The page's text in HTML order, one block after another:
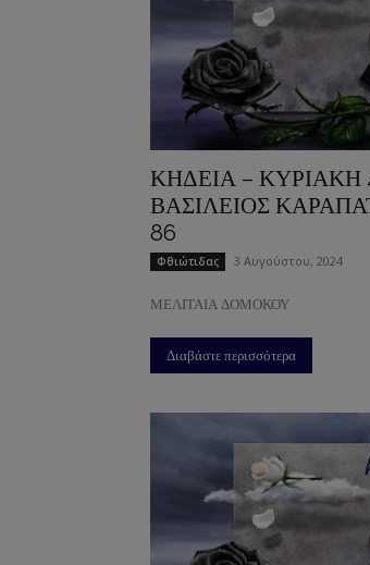
ΚΗΔΕΙΑ – ΚΥΡΙΑΚΗ
ΒΑΣΙΛΕΙΟΣ
86
Φθιώτιδας 3 Αυγούστου, 2024
ΜΕΛΙΤΑΙΑ ΔΟΜΟΚΟΥ
Διαβάστε περισσότερα